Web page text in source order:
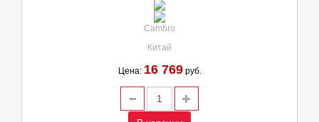
Cambro
Китай
Цена: 16 769руб.